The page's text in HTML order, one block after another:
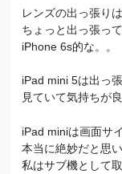
レンズの出っ張り
ちょっと出っ張っ
iPhone 6s的な。。
iPad mini 5は出っ
見ていて気持ちが
iPad miniは画面サ
本当に絶妙だと思い
私はサブ機として